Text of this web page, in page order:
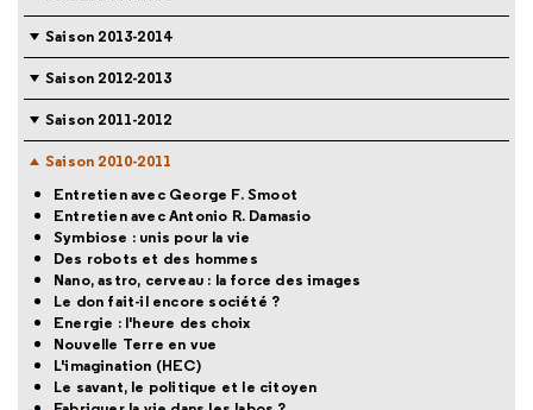
Saison 2013-2014
Saison 2012-2013
Saison 2011-2012
Saison 2010-2011
Entretien avec George F. Smoot
Entretien avec Antonio R. Damasio
Symbiose : unis pour la vie
Des robots et des hommes
Nano, astro, cerveau : la force des images
Le don fait-il encore société ?
Energie : l'heure des choix
Nouvelle Terre en vue
L'imagination (HEC)
Le savant, le politique et le citoyen